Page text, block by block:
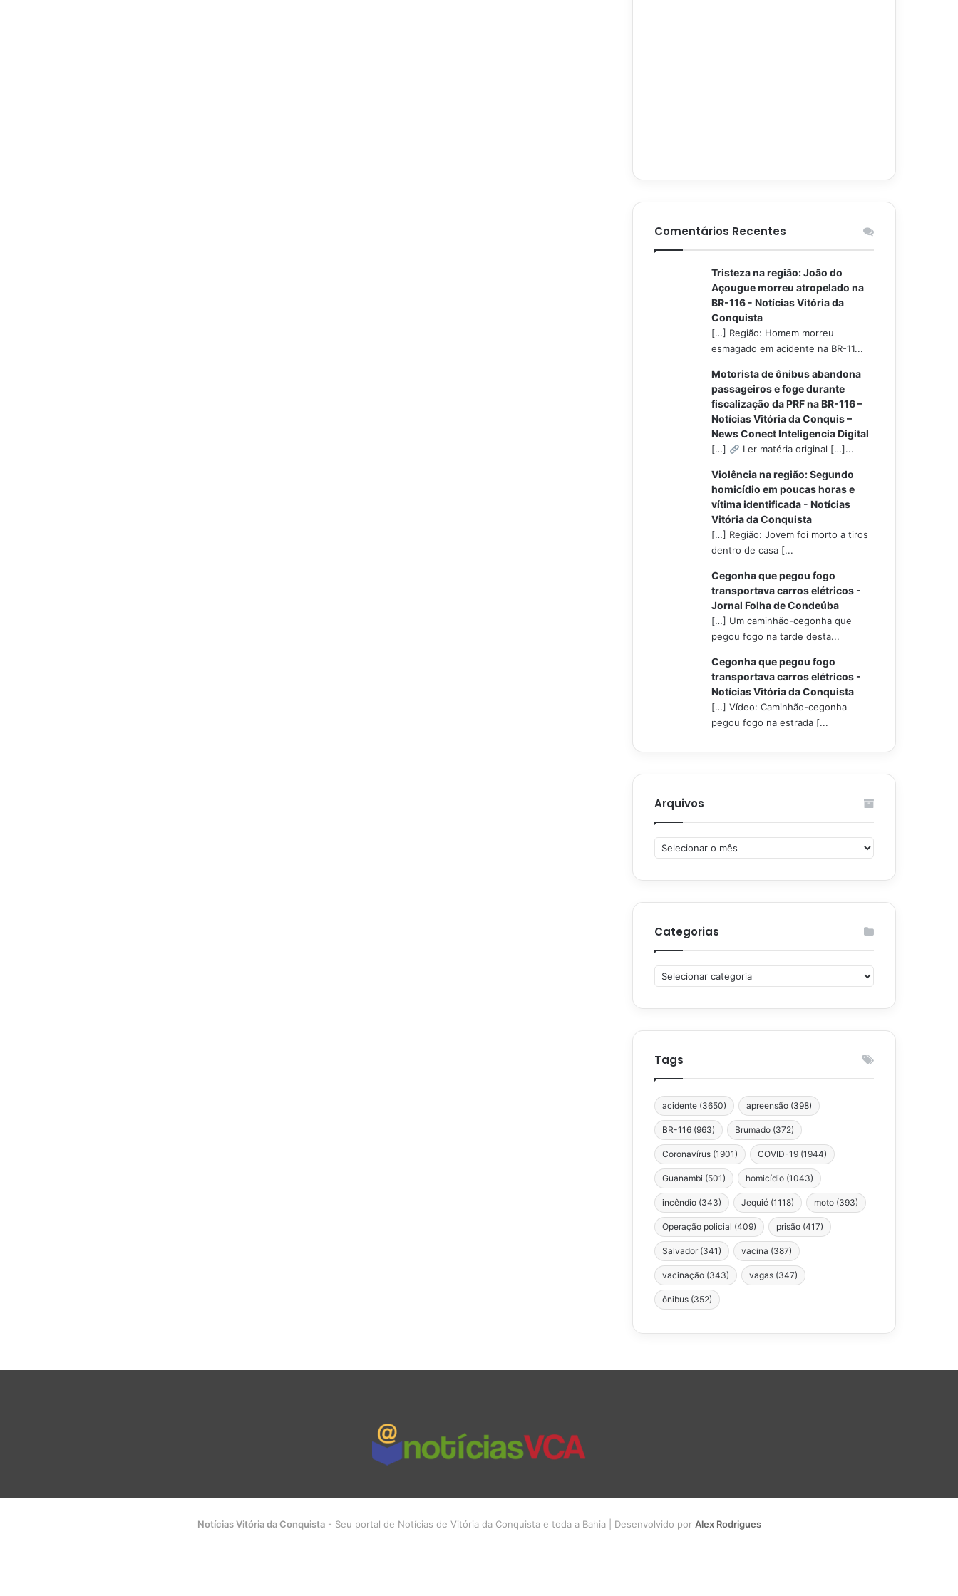
Comentários Recentes
Tristeza na região: João do
Açougue morreu atropelado na
BR-116 - Notícias Vitória da
Conquista
[…] Região: Homem morreu
esmagado em acidente na BR-11...
Motorista de ônibus abandona
passageiros e foge durante
fiscalização da PRF na BR-116 –
Notícias Vitória da Conquis –
News Conect Inteligencia Digital
[…] Ler matéria original […]...
Violência na região: Segundo
homicídio em poucas horas e
vítima identificada - Notícias
Vitória da Conquista
[…] Região: Jovem foi morto a tiros
dentro de casa [...
Cegonha que pegou fogo
transportava carros elétricos -
Jornal Folha de Condeúba
[…] Um caminhão-cegonha que
pegou fogo na tarde desta...
Cegonha que pegou fogo
transportava carros elétricos -
Notícias Vitória da Conquista
[…] Vídeo: Caminhão-cegonha
pegou fogo na estrada [...
Arquivos
Arquivos
Categorias
Categorias
Tags
acidente (3650) apreensão (398)
BR-116 (963) Brumado (372)
Coronavírus (1901) COVID-19 (1944)
Guanambi (501) homicídio (1043)
incêndio (343) Jequié (1118) moto (393)
Operação policial (409) prisão (417)
Salvador (341) vacina (387)
vacinação (343) vagas (347)
ônibus (352)
Notícias Vitória da Conquista- Seu portal de Notícias de Vitória da Conquista e toda a Bahia | Desenvolvido por Alex Rodrigues